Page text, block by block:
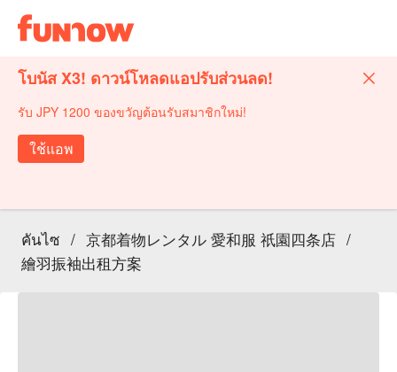
โบนัส X3! ดาวน์โหลดแอปรับส่วนลด!
รับ JPY 1200 ของขวัญต้อนรับสมาชิกใหม่!
ใช้แอพ
คันไซ / 京都着物レンタル 愛和服 祇園四条店 /
繪羽振袖出租方案